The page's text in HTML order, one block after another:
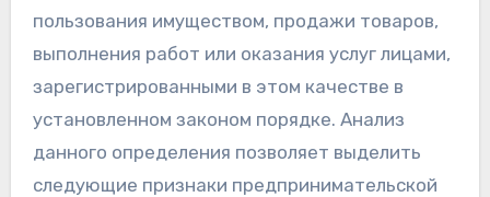
пользования имуществом, продажи товаров,
выполнения работ или оказания услуг лицами,
зарегистрированными в этом качестве в
установленном законом порядке. Анализ
данного определения позволяет выделить
следующие признаки предпринимательской